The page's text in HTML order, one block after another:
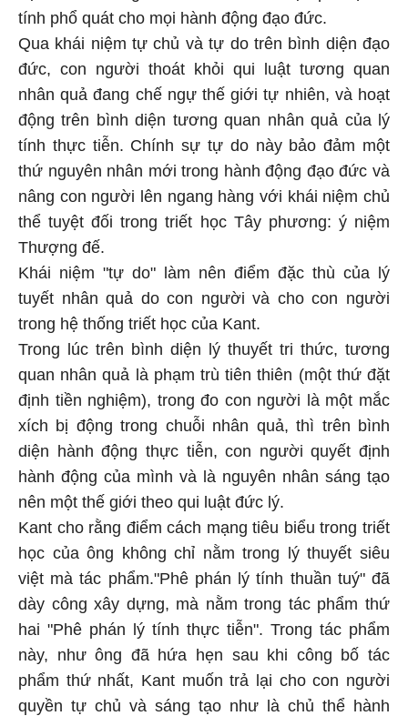
tính phổ quát cho mọi hành động đạo đức.
Qua khái niệm tự chủ và tự do trên bình diện đạo
đức, con người thoát khỏi qui luật tương quan
nhân quả đang chế ngự thế giới tự nhiên, và hoạt
động trên bình diện tương quan nhân quả của lý
tính thực tiễn. Chính sự tự do này bảo đảm một
thứ nguyên nhân mới trong hành động đạo đức và
nâng con người lên ngang hàng với khái niệm chủ
thể tuyệt đối trong triết học Tây phương: ý niệm
Thượng đế.
Khái niệm "tự do" làm nên điểm đặc thù của lý
tuyết nhân quả do con người và cho con người
trong hệ thống triết học của Kant.
Trong lúc trên bình diện lý thuyết tri thức, tương
quan nhân quả là phạm trù tiên thiên (một thứ đặt
định tiền nghiệm), trong đo con người là một mắc
xích bị động trong chuỗi nhân quả, thì trên bình
diện hành động thực tiễn, con người quyết định
hành động của mình và là nguyên nhân sáng tạo
nên một thế giới theo qui luật đức lý.
Kant cho rằng điểm cách mạng tiêu biểu trong triết
học của ông không chỉ nằm trong lý thuyết siêu
việt mà tác phẩm."Phê phán lý tính thuần tuý" đã
dày công xây dựng, mà nằm trong tác phẩm thứ
hai "Phê phán lý tính thực tiễn". Trong tác phẩm
này, như ông đã hứa hẹn sau khi công bố tác
phẩm thứ nhất, Kant muốn trả lại cho con người
quyền tự chủ và sáng tạo như là chủ thể hành